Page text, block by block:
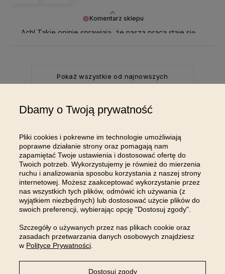
Komentarz sklepu
Ach! Takie opinie sprawiają, że nasza praca staje się
Pokaż wszystkie od najnowszych
DOŁĄCZ DO NAS NA
INSTAGRAMIE
Dbamy o Twoją prywatność
Pliki cookies i pokrewne im technologie umożliwiają
poprawne działanie strony oraz pomagają nam
zapamiętać Twoje ustawienia i dostosować ofertę do
Twoich potrzeb. Wykorzystujemy je również do mierzenia
ruchu i analizowania sposobu korzystania z naszej strony
internetowej. Możesz zaakceptować wykorzystanie przez
nas wszystkich tych plików, odmówić ich używania (z
wyjątkiem niezbędnych) lub dostosować użycie plików do
swoich preferencji, wybierając opcję "Dostosuj zgody".
Szczegóły o używanych przez nas plikach cookie oraz
zasadach przetwarzania danych osobowych znajdziesz
w Polityce Prywatności
Dostosuj zgody